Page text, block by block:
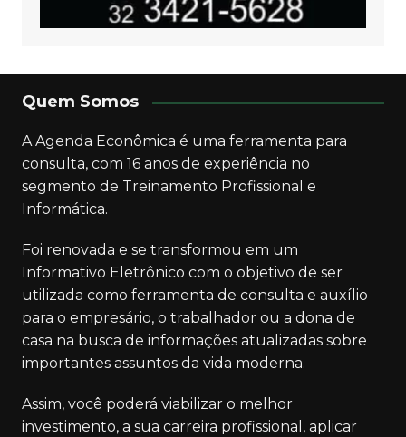
Quem Somos
A Agenda Econômica é uma ferramenta para
consulta, com 16 anos de experiência no
segmento de Treinamento Profissional e
Informática.
Foi renovada e se transformou em um
Informativo Eletrônico com o objetivo de ser
utilizada como ferramenta de consulta e auxílio
para o empresário, o trabalhador ou a dona de
casa na busca de informações atualizadas sobre
importantes assuntos da vida moderna.
Assim, você poderá viabilizar o melhor
investimento, a sua carreira profissional, aplicar